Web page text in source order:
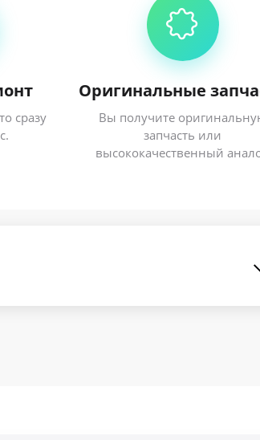
сразу
Оригинальные
Вы получите
запчасть или
высококачественный